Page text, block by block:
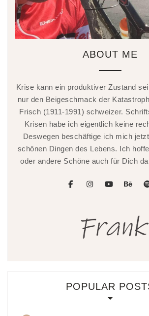
ABOUT ME
Krise kann ein produktiver Zustand
nur den Beigeschmack der
Frisch (1911-1991) schweizer.
Krisen habe ich eigentlich keine
Deswegen beschäftige ich mich
schönen Dingen des Lebens. Ich
oder andere Schöne auch für Dich
POPULAR